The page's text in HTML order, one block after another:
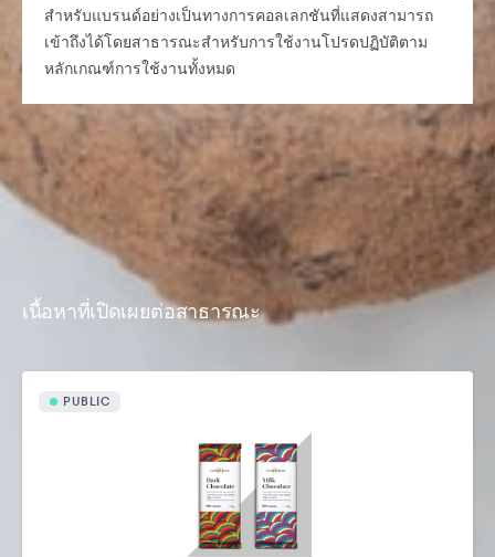
สำหรับแบรนด์อย่างเป็นทางการคอลเลกชันที่แสดงสามารถ
เข้าถึงได้โดยสาธารณะสำหรับการใช้งานโปรดปฏิบัติตาม
หลักเกณฑ์การใช้งานทั้งหมด
เนื้อหาที่เปิดเผยต่อสาธารณะ
PUBLIC